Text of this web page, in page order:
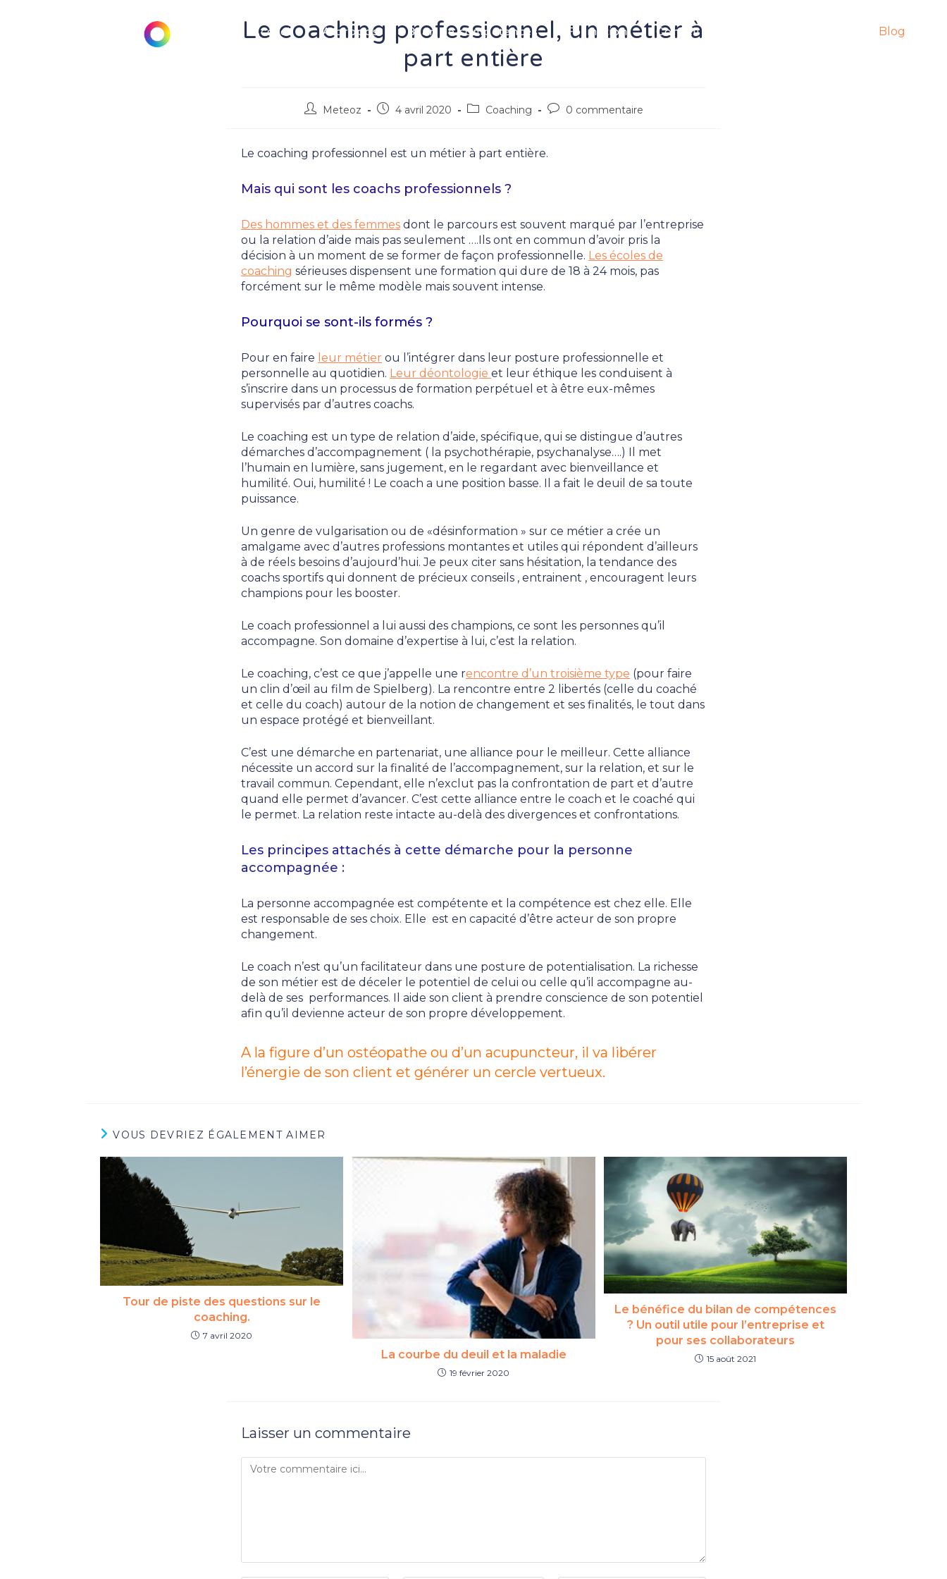
Blog
Accueil À propos Bilan de compétences Formation Conseil
Le coaching professionnel, un métier à
part entière
Auteur/autrice
publication :
Meteoz
Publication
4 avril 2020
PostCoaching
Commentaires
publication :
0 commentaire
Le coaching professionnel est un métier à part entière.
Mais qui sont les coachs professionnels ?
Des hommes et des femmes dont le parcours est souvent marqué par l’entreprise
ou la relation d’aide mais pas seulement ….Ils ont en commun d’avoir pris la
décision à un moment de se former de façon professionnelle. Les écoles de
coaching sérieuses dispensent une formation qui dure de 18 à 24 mois, pas
forcément sur le même modèle mais souvent intense.
Pourquoi se sont-ils formés ?
Pour en faire leur métier ou l’intégrer dans leur posture professionnelle et
personnelle au quotidien. Leur déontologie et leur éthique les conduisent à
s’inscrire dans un processus de formation perpétuel et à être eux-mêmes
supervisés par d’autres coachs.
Le coaching est un type de relation d’aide, spécifique, qui se distingue d’autres
démarches d’accompagnement ( la psychothérapie, psychanalyse….) Il met
l’humain en lumière, sans jugement, en le regardant avec bienveillance et
humilité. Oui, humilité ! Le coach a une position basse. Il a fait le deuil de sa toute
puissance.
Un genre de vulgarisation ou de «désinformation » sur ce métier a crée un
amalgame avec d’autres professions montantes et utiles qui répondent d’ailleurs
à de réels besoins d’aujourd’hui. Je peux citer sans hésitation, la tendance des
coachs sportifs qui donnent de précieux conseils , entrainent , encouragent leurs
champions pour les booster.
Le coach professionnel a lui aussi des champions, ce sont les personnes qu’il
accompagne. Son domaine d’expertise à lui, c’est la relation.
Le coaching, c’est ce que j’appelle une rencontre d’un troisième type (pour faire
un clin d’œil au film de Spielberg). La rencontre entre 2 libertés (celle du coaché
et celle du coach) autour de la notion de changement et ses finalités, le tout dans
un espace protégé et bienveillant.
C’est une démarche en partenariat, une alliance pour le meilleur. Cette alliance
nécessite un accord sur la finalité de l’accompagnement, sur la relation, et sur le
travail commun. Cependant, elle n’exclut pas la confrontation de part et d’autre
quand elle permet d’avancer. C’est cette alliance entre le coach et le coaché qui
le permet. La relation reste intacte au-delà des divergences et confrontations.
Les principes attachés à cette démarche pour la personne
accompagnée :
La personne accompagnée est compétente et la compétence est chez elle. Elle
est responsable de ses choix. Elle est en capacité d’être acteur de son propre
changement.
Le coach n’est qu’un facilitateur dans une posture de potentialisation. La richesse
de son métier est de déceler le potentiel de celui ou celle qu’il accompagne au-
delà de ses performances. Il aide son client à prendre conscience de son potentiel
afin qu’il devienne acteur de son propre développement.
A la figure d’un ostéopathe ou d’un acupuncteur, il va libérer
l’énergie de son client et générer un cercle vertueux.
VOUS DEVRIEZ ÉGALEMENT AIMER
Tour de piste des questions sur le
coaching.
7 avril 2020
La courbe du deuil et la maladie
19 février 2020
Le bénéfice du bilan de compétences
? Un outil utile pour l’entreprise et
pour ses collaborateurs
15 août 2021
Laisser un commentaire
Comment